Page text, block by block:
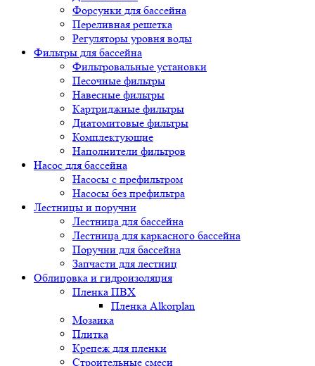
Форсунки для бассейна
Переливная решетка
Регуляторы уровня воды
Фильтры для бассейна
Фильтровальные установки
Песочные фильтры
Навесные фильтры
Картриджные фильтры
Диатомитовые фильтры
Комплектующие
Наполнители фильтров
Насос для бассейна
Насосы с префильтром
Насосы без префильтра
Лестницы и поручни
Лестница для бассейна
Лестница для каркасного бассейна
Поручни для бассейна
Запчасти для лестниц
Облицовка и гидроизоляция
Пленка ПВХ
Пленка Alkorplan
Мозаика
Плитка
Крепеж для пленки
Строительные смеси